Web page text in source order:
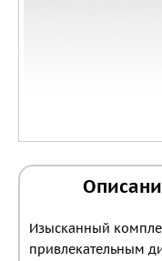
Изысканный
привлекательным